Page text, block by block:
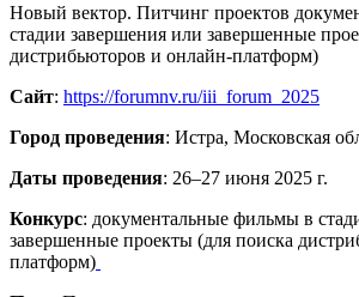
Новый вектор. Питчинг проектов
стадии завершения или завершенные
дистрибьюторов и онлайн-платформ)
Сайт: https://forumnv.ru/iii_forum_2025
Город проведения: Истра, Московская
Даты проведения: 26–27 июня 2025 г.
Конкурс: документальные фильмы в
завершенные проекты (для поиска
платформ)